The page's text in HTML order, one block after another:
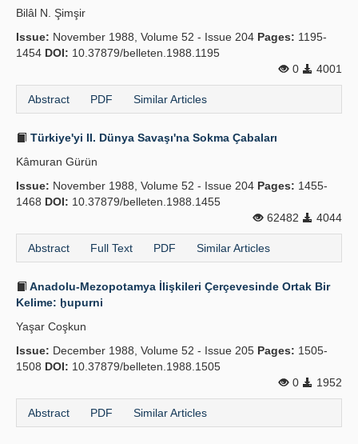
Publication Policies
Guidelines
Contact Us
Bilâl N. Şimşir
Issue: November 1988, Volume 52 - Issue 204 Pages: 1195-
1454 DOI: 10.37879/belleten.1988.1195
0
4001
Abstract PDF Similar Articles
Türkiye'yi II. Dünya Savaşı'na Sokma Çabaları
Kâmuran Gürün
Issue: November 1988, Volume 52 - Issue 204 Pages: 1455-
1468 DOI: 10.37879/belleten.1988.1455
62482
4044
Abstract Full Text PDF Similar Articles
Anadolu-Mezopotamya İlişkileri Çerçevesinde Ortak Bir
Kelime: ḫupurni
Yaşar Coşkun
Issue: December 1988, Volume 52 - Issue 205 Pages: 1505-
1508 DOI: 10.37879/belleten.1988.1505
0
1952
Abstract PDF Similar Articles